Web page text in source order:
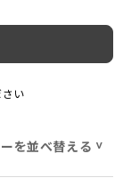
い
を並べ替える >